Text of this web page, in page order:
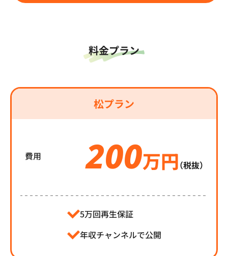
料金プラン
松プラン
費用 200万円（税抜）
5万回再生保証
年収チャンネルで公開